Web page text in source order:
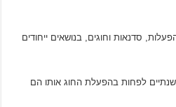
סדנאות וחוגים, בנושאים ייחודים
שנתיים לפחות בהפעלת החוג אותו הם